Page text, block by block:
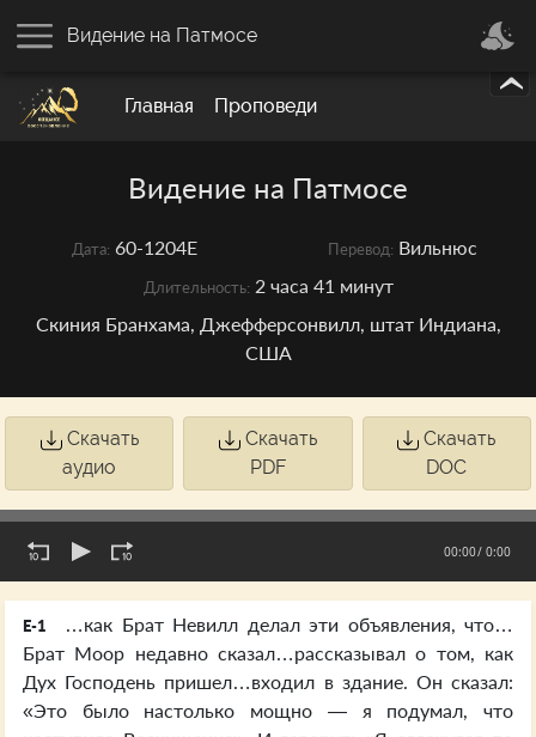
Главная Проповеди
Видение на Патмосе
Видение на Патмосе
Дата: 60-1204E Перевод: Вильнюс
Длительность: 2 часа 41 минут
Скиния Бранхама, Джефферсонвилл, штат Индиана,
США
Скачать
аудио
Скачать
PDF
Скачать
DOC
00:00/ 0:00
E-1
…как Брат Невилл делал эти объявления, что…
Брат Моор недавно сказал…рассказывал о том, как
Дух Господень пришел…входил в здание. Он сказал:
«Это было настолько мощно — я подумал, что